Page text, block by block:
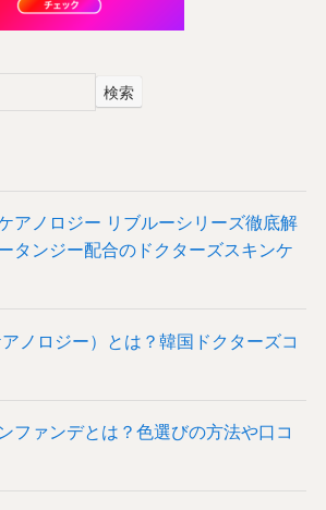
検索
アノロジー リブルーシリーズ徹底解
タンジー配合のドクターズスキンケ
ノロジー）とは？韓国ドクターズコ
ファンデとは？色選びの方法や口コ